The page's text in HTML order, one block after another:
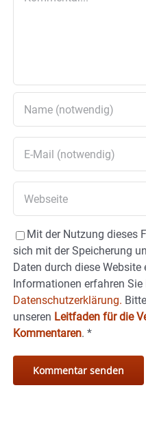
Mit der Nutzung dieses
sich mit der Speicherung
Daten durch diese
Informationen erfahren Sie
Datenschutzerklärung.
unseren Leitfaden für die
Kommentaren. *